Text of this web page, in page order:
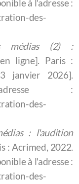
à l'adresse :
des-
médias (2) :
ligne]. Paris :
janvier 2026].
:
des-
: l'audition
: Acrimed, 2022.
à l'adresse :
des-